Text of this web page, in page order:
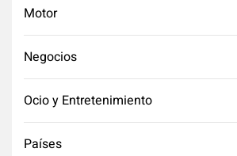
Motor
Negocios
Ocio y Entretenimiento
Países